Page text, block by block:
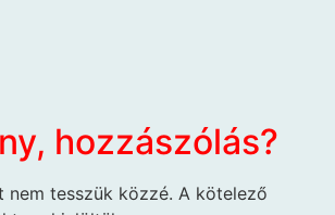
hozzászólás?
nem tesszük közzé. A kötelező